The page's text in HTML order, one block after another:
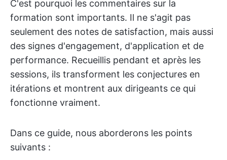
C'est pourquoi les commentaires sur la
formation sont importants. Il ne s'agit pas
seulement des notes de satisfaction, mais aussi
des signes d'engagement, d'application et de
performance. Recueillis pendant et après les
sessions, ils transforment les conjectures en
itérations et montrent aux dirigeants ce qui
fonctionne vraiment.
Dans ce guide, nous aborderons les points
suivants :